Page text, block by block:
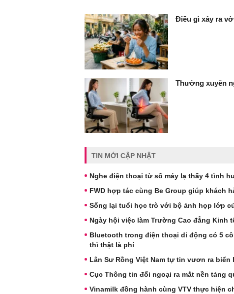
Điều gì xảy ra
Thường xuyên
TIN MỚI CẬP NHẬT
Nghe điện thoại từ số máy lạ thấy 4 tình
FWD hợp tác cùng Be Group giúp khách
Sống lại tuổi học trò với bộ ảnh họp lớp
Ngày hội việc làm Trường Cao đẳng Kinh
Bluetooth trong điện thoại di động có 5
thì thật là phí
Lân Sư Rồng Việt Nam tự tin vươn ra biển
Cục Thông tin đối ngoại ra mắt nền tảng
Vinamilk đồng hành cùng VTV thực hiện